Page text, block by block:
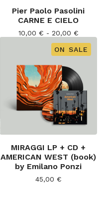
Pier Paolo Pasolini
CARNE E CIELO
10,00 € - 20,00 €
ON SALE
MIRAGGI LP + CD +
AMERICAN WEST (book)
by Emilano Ponzi
45,00 €